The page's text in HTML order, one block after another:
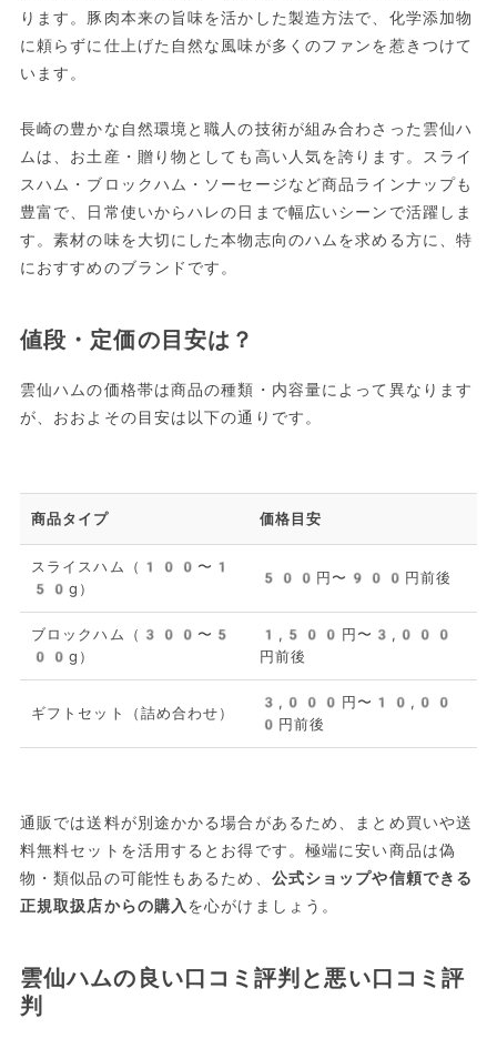
ります。豚肉本来の旨味を活かした製造方法で、化学添加物
に頼らずに仕上げた自然な風味が多くのファンを惹きつけて
います。
長崎の豊かな自然環境と職人の技術が組み合わさった雲仙ハ
ムは、お土産・贈り物としても高い人気を誇ります。スライ
スハム・ブロックハム・ソーセージなど商品ラインナップも
豊富で、日常使いからハレの日まで幅広いシーンで活躍しま
す。素材の味を大切にした本物志向のハムを求める方に、特
におすすめのブランドです。
値段・定価の目安は？
雲仙ハムの価格帯は商品の種類・内容量によって異なります
が、おおよその目安は以下の通りです。
商品タイプ 価格目安
スライスハム（100〜1
50g）
500円〜900円前後
ブロックハム（300〜5
00g）
1,500円〜3,000
円前後
ギフトセット（詰め合わせ）
3,000円〜10,00
0円前後
通販では送料が別途かかる場合があるため、まとめ買いや送
料無料セットを活用するとお得です。極端に安い商品は偽
物・類似品の可能性もあるため、 公式ショップや信頼できる
正規取扱店からの購入 を心がけましょう。
雲仙ハムの良い口コミ評判と悪い口コミ評
判